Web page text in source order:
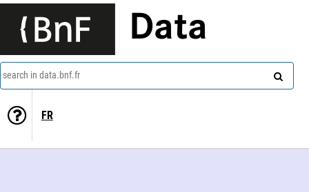
Data
search in data.bnf.fr
FR